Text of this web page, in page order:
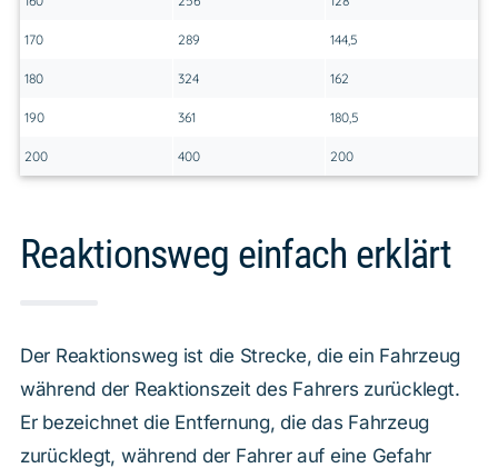
170 289 144,5
180 324 162
190 361 180,5
200 400 200
Reaktionsweg einfach erklärt
Der Reaktionsweg ist die Strecke, die ein Fahrzeug
während der Reaktionszeit des Fahrers zurücklegt.
Er bezeichnet die Entfernung, die das Fahrzeug
zurücklegt, während der Fahrer auf eine Gefahr